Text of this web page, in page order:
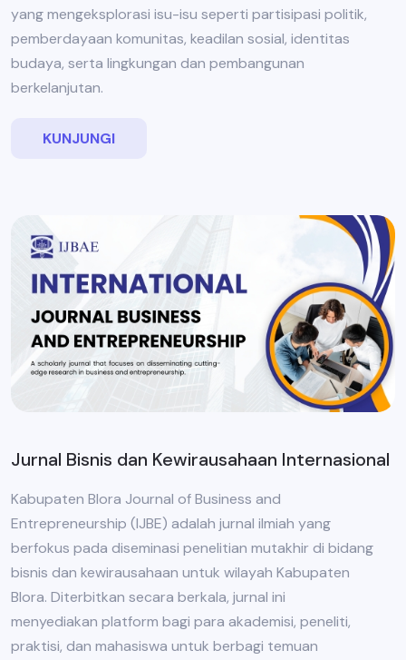
yang mengeksplorasi isu-isu seperti partisipasi politik,
pemberdayaan komunitas, keadilan sosial, identitas
budaya, serta lingkungan dan pembangunan
berkelanjutan.
KUNJUNGI
Jurnal Bisnis dan Kewirausahaan Internasional
Kabupaten Blora Journal of Business and
Entrepreneurship (IJBE) adalah jurnal ilmiah yang
berfokus pada diseminasi penelitian mutakhir di bidang
bisnis dan kewirausahaan untuk wilayah Kabupaten
Blora. Diterbitkan secara berkala, jurnal ini
menyediakan platform bagi para akademisi, peneliti,
praktisi, dan mahasiswa untuk berbagi temuan